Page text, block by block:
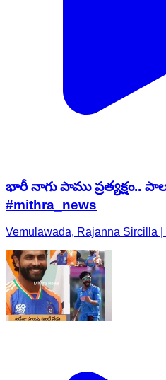
భారీ నాగు పాము ప్రత్యక్షం..
#mithra_news
Vemulawada, Rajanna Sircilla |